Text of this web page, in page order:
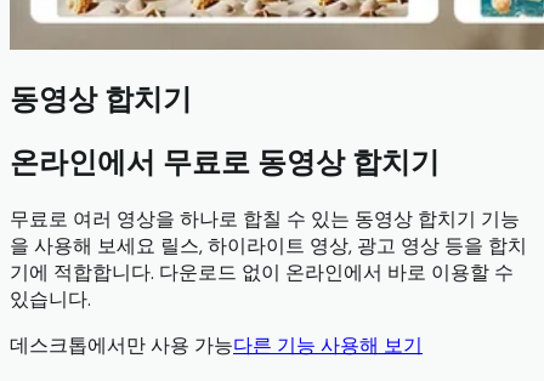
동영상 합치기
온라인에서 무료로 동영상 합치기
무료로 여러 영상을 하나로 합칠 수 있는 동영상 합치기 기능
을 사용해 보세요 릴스, 하이라이트 영상, 광고 영상 등을 합치
기에 적합합니다. 다운로드 없이 온라인에서 바로 이용할 수
있습니다.
데스크톱에서만 사용 가능다른 기능 사용해 보기